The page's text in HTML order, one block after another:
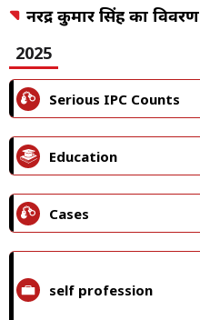
नरेंद्र कुमार सिंह का विवरण
2025
Serious IPC Counts
Education
Cases
self profession